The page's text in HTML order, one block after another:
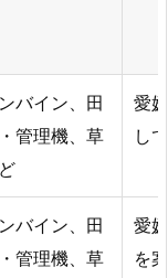
バイン、田
管理機、草
愛
し
バイン、田
管理機、草
愛
を